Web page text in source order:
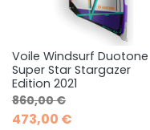
Voile Windsurf Duotone
Super Star Stargazer
Edition 2021
Prix de base
860,00 €Prix
473,00 €